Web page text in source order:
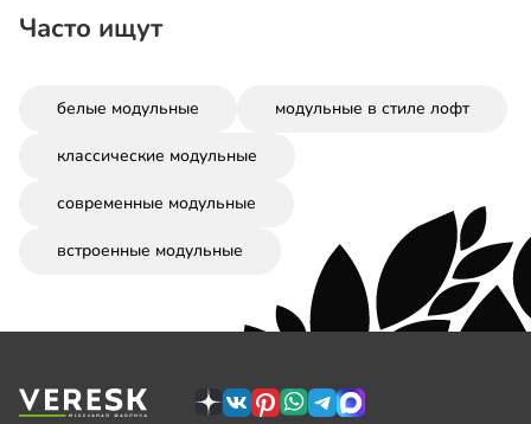
Часто ищут
белые модульные модульные в стиле лофт
классические модульные
современные модульные
встроенные модульные